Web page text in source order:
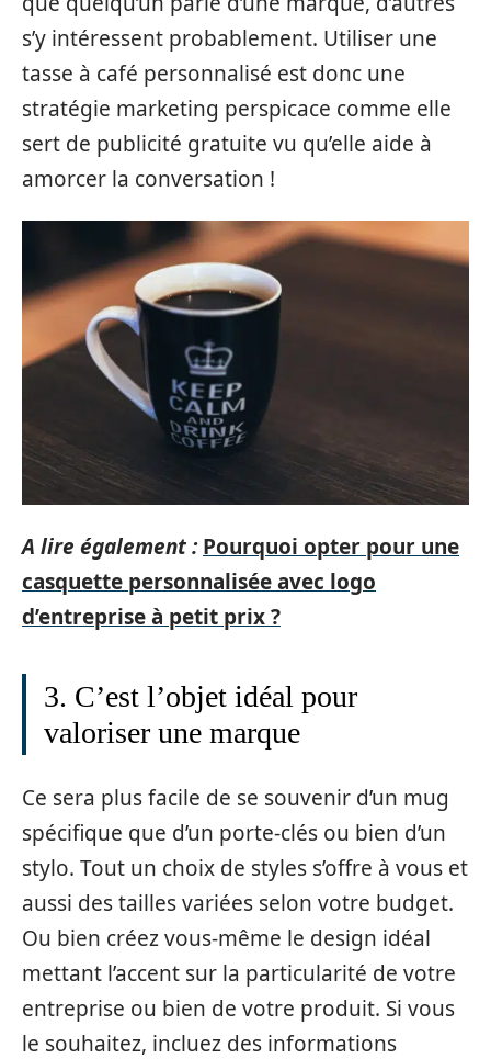
s’y intéressent probablement. Utiliser une
tasse à café personnalisé est donc une
stratégie marketing perspicace comme elle
sert de publicité gratuite vu qu’elle aide à
amorcer la conversation !
A lire également : Pourquoi opter pour une
casquette personnalisée avec logo
d’entreprise à petit prix ?
3. C’est l’objet idéal pour
valoriser une marque
Ce sera plus facile de se souvenir d’un mug
spécifique que d’un porte-clés ou bien d’un
stylo. Tout un choix de styles s’offre à vous et
aussi des tailles variées selon votre budget.
Ou bien créez vous-même le design idéal
mettant l’accent sur la particularité de votre
entreprise ou bien de votre produit. Si vous
le souhaitez, incluez des informations